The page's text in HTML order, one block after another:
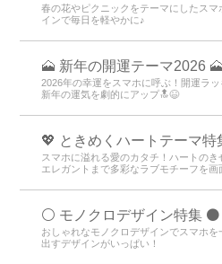
春の花やピクニックをテーマにしたス
インで毎日を軽やかに♪
🗻 新年の開運テーマ2026 🗻
2026年の幸運をスマホに呼ぶ！開運ラ
新年の運気を劇的にアップ🔝😆
💖 ときめくハートテーマ特
スマホに溢れる愛のカタチ！ハートの
エレガントまで多彩なラブモチーフを
⚪️ モノクロデザイン特集 ⚫️
おしゃれなモノクロデザインでスマホ
出すデザインがいっぱい！